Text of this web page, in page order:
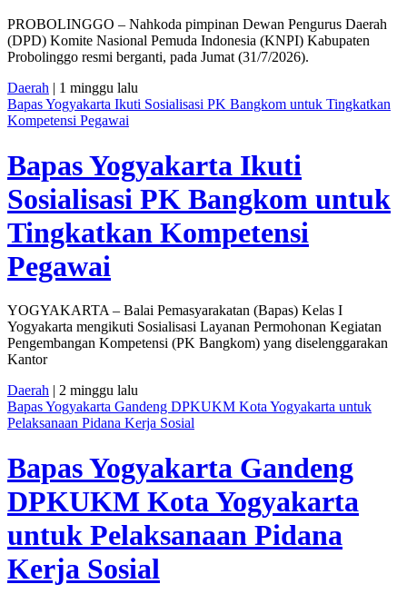
PROBOLINGGO – Nahkoda pimpinan Dewan Pengurus Daerah
(DPD) Komite Nasional Pemuda Indonesia (KNPI) Kabupaten
Probolinggo resmi berganti, pada Jumat (31/7/2026).
Daerah | 1 minggu lalu
Bapas Yogyakarta Ikuti Sosialisasi PK Bangkom untuk Tingkatkan
Kompetensi Pegawai
Bapas Yogyakarta Ikuti
Sosialisasi PK Bangkom untuk
Tingkatkan Kompetensi
Pegawai
YOGYAKARTA – Balai Pemasyarakatan (Bapas) Kelas I
Yogyakarta mengikuti Sosialisasi Layanan Permohonan Kegiatan
Pengembangan Kompetensi (PK Bangkom) yang diselenggarakan
Kantor
Daerah | 2 minggu lalu
Bapas Yogyakarta Gandeng DPKUKM Kota Yogyakarta untuk
Pelaksanaan Pidana Kerja Sosial
Bapas Yogyakarta Gandeng
DPKUKM Kota Yogyakarta
untuk Pelaksanaan Pidana
Kerja Sosial